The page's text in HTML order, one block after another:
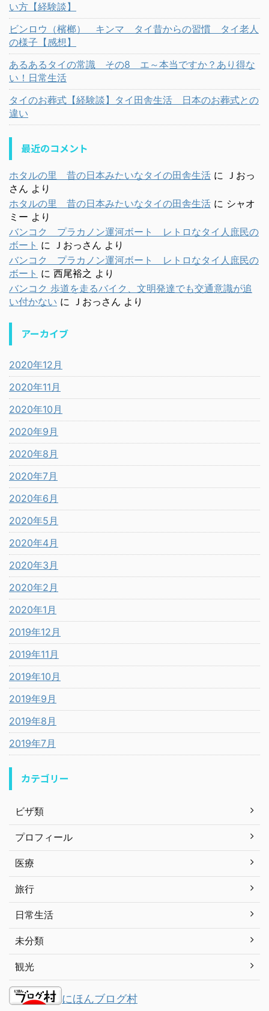
い方【経験談】
ビンロウ（檳榔） キンマ タイ昔からの習慣 タイ老人
の様子【感想】
あるあるタイの常識 その8 エ～本当ですか？あり得な
い！日常生活
タイのお葬式【経験談】タイ田舎生活 日本のお葬式との
違い
最近のコメント
ホタルの里 昔の日本みたいなタイの田舎生活 に Ｊおっ
さん より
ホタルの里 昔の日本みたいなタイの田舎生活 に シャオ
ミー より
バンコク プラカノン運河ボート レトロなタイ人庶民の
ボート に Ｊおっさん より
バンコク プラカノン運河ボート レトロなタイ人庶民の
ボート に 西尾裕之 より
バンコク 歩道を走るバイク、文明発達でも交通意識が追
い付かない に Ｊおっさん より
アーカイブ
2020年12月
2020年11月
2020年10月
2020年9月
2020年8月
2020年7月
2020年6月
2020年5月
2020年4月
2020年3月
2020年2月
2020年1月
2019年12月
2019年11月
2019年10月
2019年9月
2019年8月
2019年7月
カテゴリー
ビザ類
プロフィール
医療
旅行
日常生活
未分類
観光
にほんブログ村